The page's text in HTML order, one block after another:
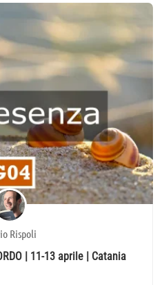
Rispoli
| 11-13 aprile | Catania